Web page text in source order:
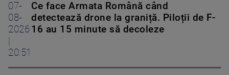
07-
08-
2026
20:51
Ce face Armata Română când
detectează drone la graniță. Piloții de F-
16 au 15 minute să decoleze